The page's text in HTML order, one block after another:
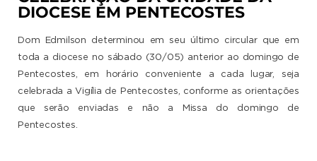
DIOCESE EM PENTECOSTES
Dom Edmilson determinou em seu último circular que em
toda a diocese no sábado (30/05) anterior ao domingo de
Pentecostes, em horário conveniente a cada lugar, seja
celebrada a Vigília de Pentecostes, conforme as orientações
que serão enviadas e não a Missa do domingo de
Pentecostes.